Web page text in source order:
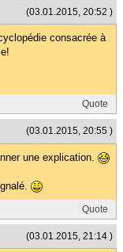
(03.01.2015, 20:52 )
consacrée à
Quote
(03.01.2015, 20:55 )
une explication.
Quote
(03.01.2015, 21:14 )